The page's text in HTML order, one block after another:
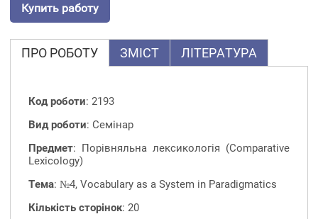
Купить работу
ПРО РОБОТУ ЗМІСТ ЛІТЕРАТУРА
Код роботи: 2193
Вид роботи: Семінар
Предмет: Порівняльна лексикологія (Comparative
Lexicology)
Тема: №4, Vocabulary as a System in Paradigmatics
Кількість сторінок: 20